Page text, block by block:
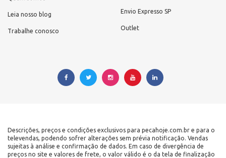
Leia nosso blog
Trabalhe conosco
Envio Expresso SP
Outlet
Descrições, preços e condições exclusivos para pecahoje.com.br e para o
televendas, podendo sofrer alterações sem prévia notificação. Vendas
sujeitas à análise e confirmação de dados. Em caso de divergência de
preços no site e valores de frete, o valor válido é o da tela de finalização